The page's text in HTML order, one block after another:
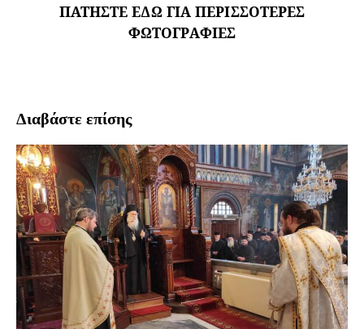
ΠΑΤΗΣΤΕ ΕΔΩ ΓΙΑ ΠΕΡΙΣΣΟΤΕΡΕΣ
ΦΩΤΟΓΡΑΦΙΕΣ
Διαβάστε επίσης